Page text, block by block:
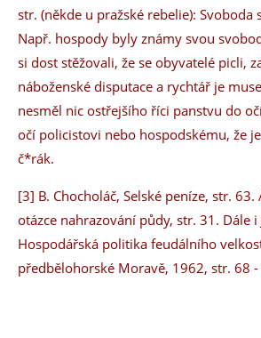
str. (někde u pražské rebelie): Svoboda
Např. hospody byly známy svou
si dost stěžovali, že se obyvatelé picli,
náboženské disputace a rychtář je
nesměl nic ostřejšího říci panstvu do
očí policistovi nebo hospodskému, že
č*rák.
[3] B. Chocholáč, Selské peníze, str. 63.
otázce nahrazování půdy, str. 31. Dále i
Hospodářská politika feudálního
předbělohorské Moravě, 1962, str. 68 -